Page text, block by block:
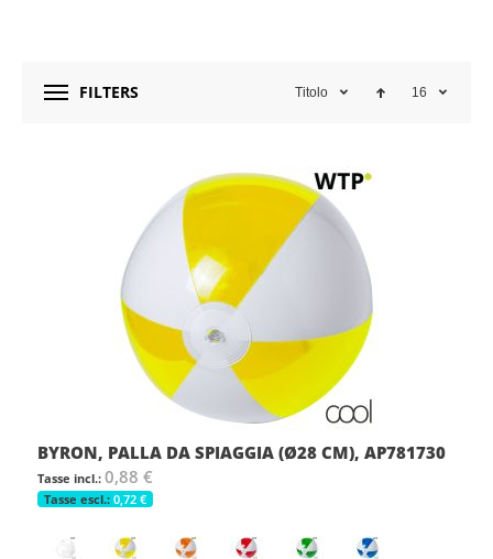
FILTERS Titolo 16
BYRON, PALLA DA SPIAGGIA (Ø28 CM), AP781730
0,88 €
0,72 €